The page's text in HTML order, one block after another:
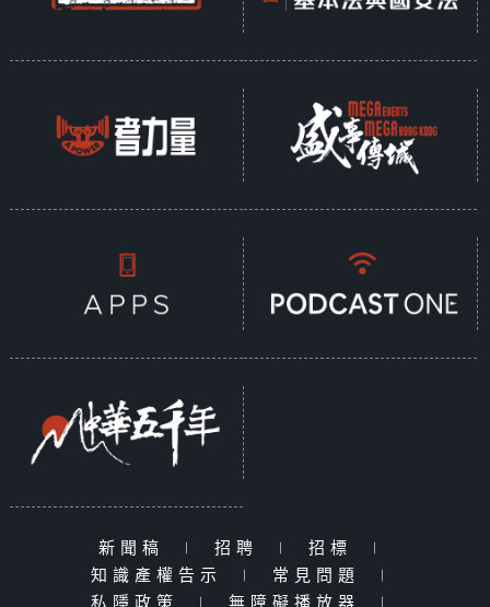
新聞稿 | 招聘 | 招標
|
知識產權告示
| 常見問題
|
私隱政策
| 無障礙播放器 |